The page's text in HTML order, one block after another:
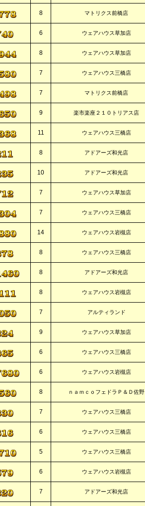
8 マトリクス前橋店
6 ウェアハウス草加店
8 ウェアハウス草加店
7 ウェアハウス三橋店
7 マトリクス前橋店
9 楽市楽座２１０トリアス店
11 ウェアハウス三橋店
8 アドアーズ和光店
10 アドアーズ和光店
7 ウェアハウス草加店
7 ウェアハウス三橋店
14 ウェアハウス岩槻店
8 ウェアハウス三橋店
8 アドアーズ和光店
8 ウェアハウス岩槻店
7 アルティランド
9 ウェアハウス草加店
6 ウェアハウス三橋店
6 ウェアハウス岩槻店
8 ｎａｍｃｏフェドラＰ＆Ｄ佐野
7 ウェアハウス三橋店
6 ウェアハウス三橋店
5 ウェアハウス三橋店
6 ウェアハウス岩槻店
7 アドアーズ和光店